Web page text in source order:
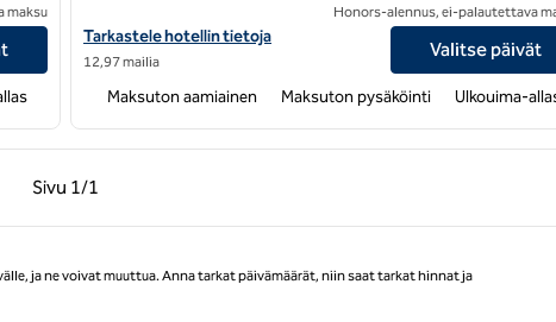
tiedot
maksu
Näytä Homewood Suites by Hilton Dallas-Irving-Las Colinas -
Tarkastele hotellin tietoja
12,97 mailia
Honors-alennus, ei-palautettava
Valitse päivät
Maksuton aamiainen Maksuton pysäköinti Ulkouima-
Sivu 1/1
Edellinen sivu, 1/1
Sivu 1/1
ja ne voivat muuttua. Anna tarkat päivämäärät, niin saat tarkat hinnat ja